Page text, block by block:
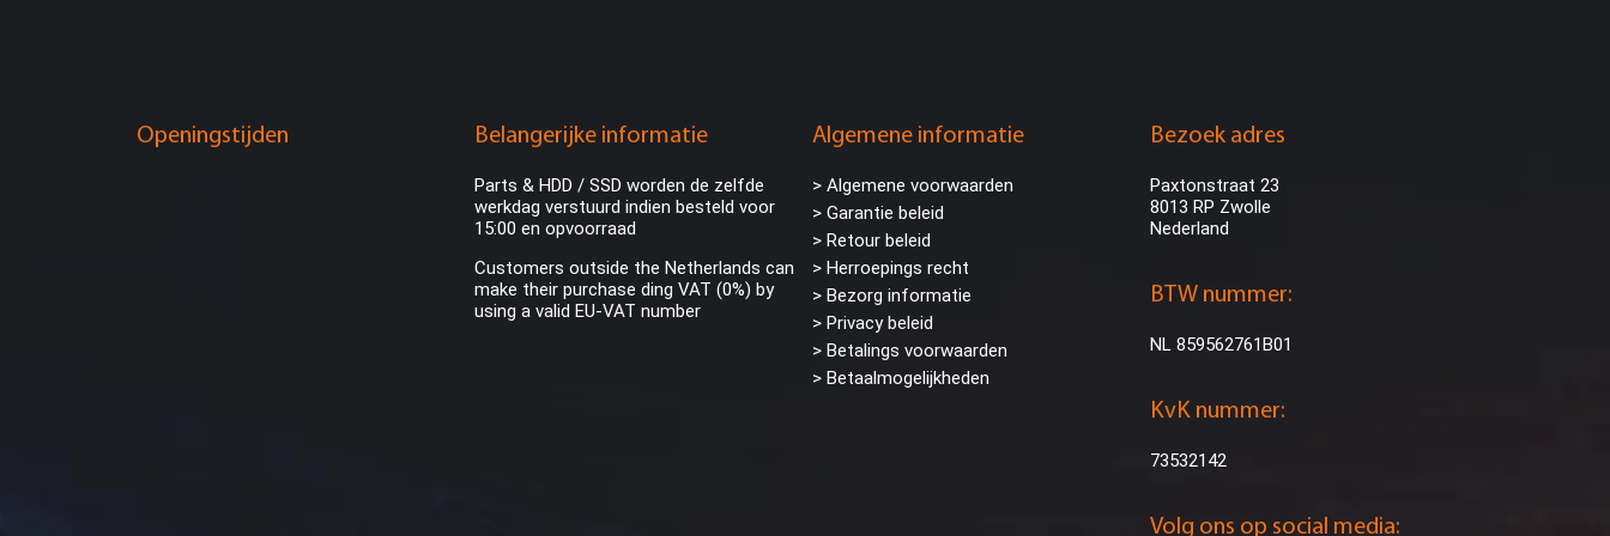
Openingstijden Belangerijke informatie
Parts & HDD / SSD worden de zelfde
werkdag verstuurd indien besteld voor
15:00 en opvoorraad
Customers outside the Netherlands can
make their purchase ding VAT (0%) by
using a valid EU-VAT number
Algemene informatie
> Algemene voorwaarden
> Garantie beleid
> Retour beleid
> Herroepings recht
> Bezorg informatie
> Privacy beleid
> Betalings voorwaarden
> Betaalmogelijkheden
Bezoek adres
Paxtonstraat 23
8013 RP Zwolle
Nederland
BTW nummer:
NL 859562761B01
KvK nummer:
73532142
Volg ons op social media: